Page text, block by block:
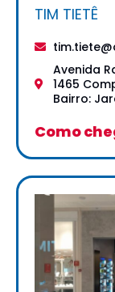
TIM TIETÊ
Avenida
1465
Bairro:
Como